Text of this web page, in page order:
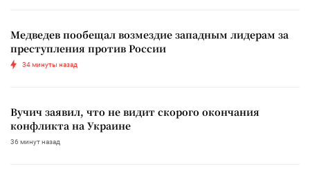
Медведев пообещал возмездие западным лидерам за
преступления против России
34 минуты назад
Вучич заявил, что не видит скорого окончания
конфликта на Украине
36 минут назад